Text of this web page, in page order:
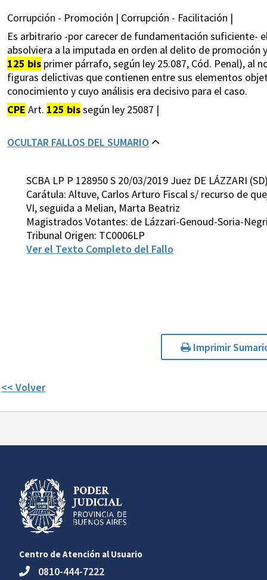
Corrupción - Promoción | Corrupción - Facilitación |
Es arbitrario -por carecer de fundamentación suficiente-
absolviera a la imputada en orden al delito de
125 bis primer párrafo, según ley 25.087, Cód. Penal), al
figuras delictivas que contienen entre sus elementos
conocimiento y cuyo análisis era decisivo para el caso.
CPE Art. 125 bissegún ley 25087 |
OCULTAR FALLOS DEL SUMARIO
SCBA LP P 128950 S 20/03/2019 Juez DE LÁZZARI
Carátula: Altuve, Carlos Arturo Fiscal s/ recurso de
VI, seguida a Melian, Marta Beatriz
Magistrados Votantes: de Lázzari-Genoud-Soria-
Tribunal Origen: TC0006LP
Ver el Texto Completo del Fallo
Imprimir
<< Volver
Centro de Atención al Usuario
0810-444-7222